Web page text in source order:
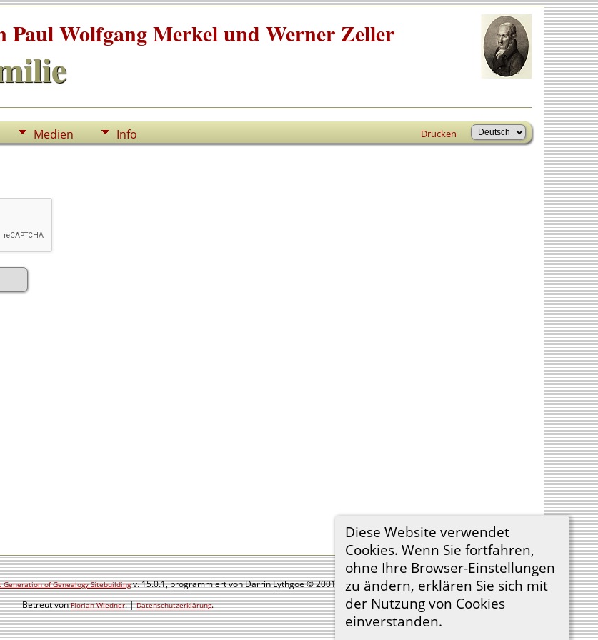
Paul Wolfgang Merkel und Werner Zeller
Medien Info Drucken
Diese Website verwendet
Cookies. Wenn Sie fortfahren,
ohne Ihre Browser-Einstellungen
zu ändern, erklären Sie sich mit
der Nutzung von Cookies
einverstanden.
Generation of Genealogy Sitebuildingv. 15.0.1, programmiert von Darrin Lythgoe © 2001-2026.
Betreut vonFlorian Wiedner. |Datenschutzerklärung.